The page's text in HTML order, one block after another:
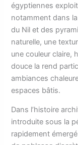
égyptiennes
notamment dans
du Nil et des
naturelle, une
une couleur claire,
douce la rend
ambiances
espaces bâtis.
Dans l’histoire
introduite sous la
rapidement